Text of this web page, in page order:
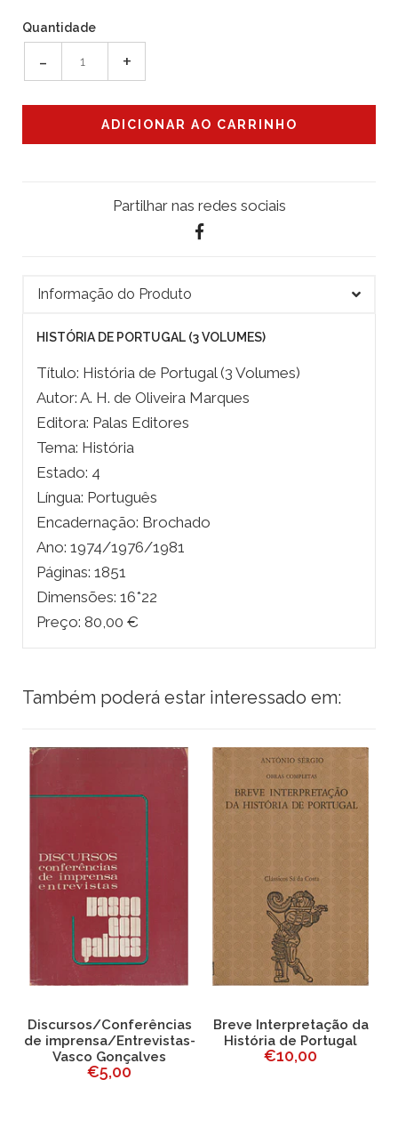
Quantidade
- +
Partilhar nas redes sociais
Informação do Produto
HISTÓRIA DE PORTUGAL (3 VOLUMES)
Título: História de Portugal (3 Volumes)
Autor: A. H. de Oliveira Marques
Editora: Palas Editores
Tema: História
Estado: 4
Língua: Português
Encadernação: Brochado
Ano: 1974/1976/1981
Páginas: 1851
Dimensões: 16*22
Preço: 80,00 €
Também poderá estar interessado em:
Discursos/Conferências
de imprensa/Entrevistas-
Vasco Gonçalves
€5,00
Breve Interpretação da
História de Portugal
€10,00